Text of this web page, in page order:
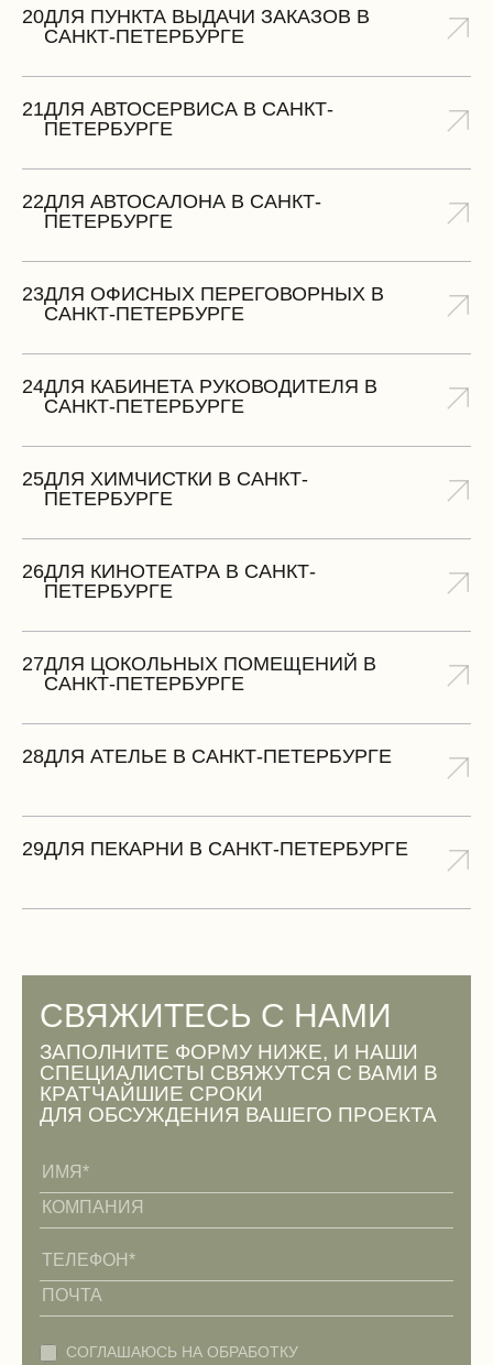
20ДЛЯ ПУНКТА ВЫДАЧИ ЗАКАЗОВ В
САНКТ-ПЕТЕРБУРГЕ
21ДЛЯ АВТОСЕРВИСА В САНКТ-
ПЕТЕРБУРГЕ
22ДЛЯ АВТОСАЛОНА В САНКТ-
ПЕТЕРБУРГЕ
23ДЛЯ ОФИСНЫХ ПЕРЕГОВОРНЫХ В
САНКТ-ПЕТЕРБУРГЕ
24ДЛЯ КАБИНЕТА РУКОВОДИТЕЛЯ В
САНКТ-ПЕТЕРБУРГЕ
25ДЛЯ ХИМЧИСТКИ В САНКТ-
ПЕТЕРБУРГЕ
26ДЛЯ КИНОТЕАТРА В САНКТ-
ПЕТЕРБУРГЕ
27ДЛЯ ЦОКОЛЬНЫХ ПОМЕЩЕНИЙ В
САНКТ-ПЕТЕРБУРГЕ
28ДЛЯ АТЕЛЬЕ В САНКТ-ПЕТЕРБУРГЕ
29ДЛЯ ПЕКАРНИ В САНКТ-ПЕТЕРБУРГЕ
СВЯЖИТЕСЬ С НАМИ
ЗАПОЛНИТЕ ФОРМУ НИЖЕ, И НАШИ
СПЕЦИАЛИСТЫ СВЯЖУТСЯ С ВАМИ В
КРАТЧАЙШИЕ СРОКИ
ДЛЯ ОБСУЖДЕНИЯ ВАШЕГО ПРОЕКТА
СОГЛАШАЮСЬ НА ОБРАБОТКУ